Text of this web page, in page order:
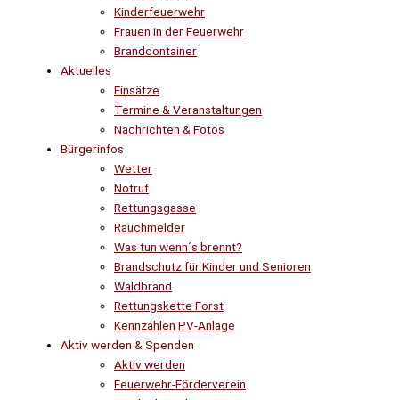
Kinderfeuerwehr
Frauen in der Feuerwehr
Brandcontainer
Aktuelles
Einsätze
Termine & Veranstaltungen
Nachrichten & Fotos
Bürgerinfos
Wetter
Notruf
Rettungsgasse
Rauchmelder
Was tun wenn´s brennt?
Brandschutz für Kinder und Senioren
Waldbrand
Rettungskette Forst
Kennzahlen PV-Anlage
Aktiv werden & Spenden
Aktiv werden
Feuerwehr-Förderverein